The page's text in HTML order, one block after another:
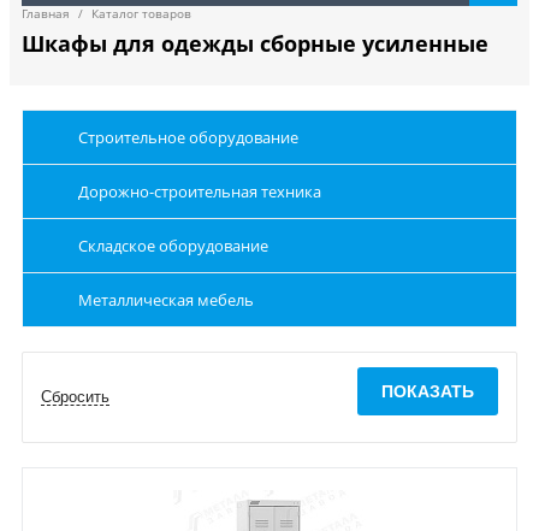
Главная / Каталог товаров
Шкафы для одежды сборные усиленные
Строительное оборудование
Дорожно-строительная техника
Складское оборудование
Металлическая мебель